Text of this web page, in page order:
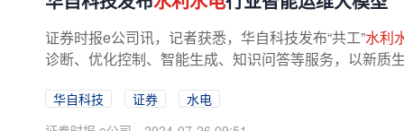
证券时报e公司讯，记者获悉，华自科技发布“共工”水利
诊断、优化控制、智能生成、知识问答等服务，以新质
华自科技 证券
水电